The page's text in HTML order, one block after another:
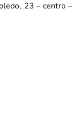
23 – centro –